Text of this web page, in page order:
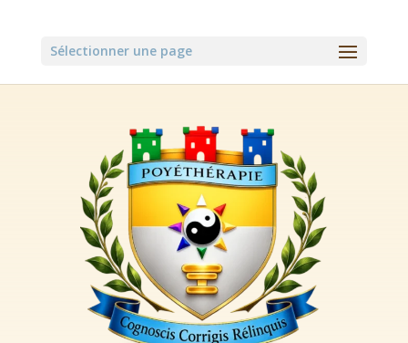
Sélectionner une page